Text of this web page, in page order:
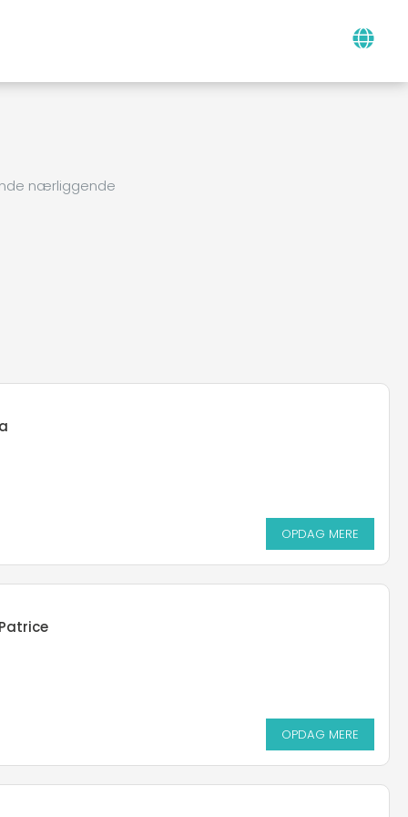
nærliggende
OPDAG MERE
OPDAG MERE